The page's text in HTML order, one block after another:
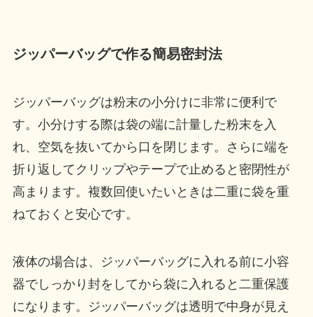
ジッパーバッグで作る簡易密封法
ジッパーバッグは粉末の小分けに非常に便利で
す。小分けする際は袋の端に計量した粉末を入
れ、空気を抜いてから口を閉じます。さらに端を
折り返してクリップやテープで止めると密閉性が
高まります。複数回使いたいときは二重に袋を重
ねておくと安心です。
液体の場合は、ジッパーバッグに入れる前に小容
器でしっかり封をしてから袋に入れると二重保護
になります。ジッパーバッグは透明で中身が見え